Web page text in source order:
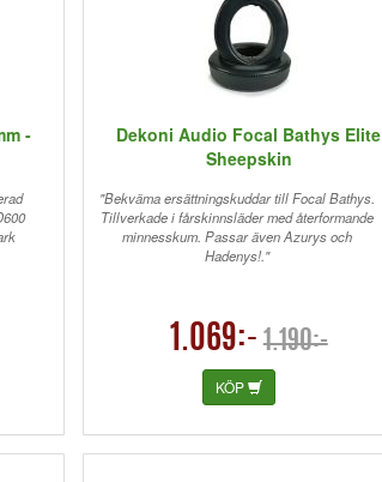
-
Dekoni Audio Focal Bathys Elite
Sheepskin
"Bekväma ersättningskuddar till Focal Bathys.
Tillverkade i fårskinnsläder med återformande
minnesskum. Passar även Azurys och
Hadenys!."
1.069:- 1.190:-
KÖP